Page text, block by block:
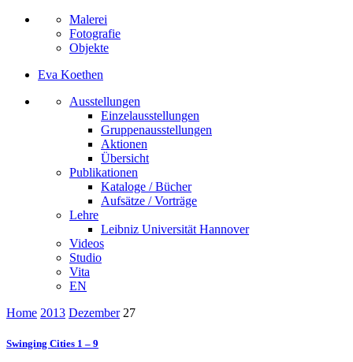
Malerei
Fotografie
Objekte
Eva Koethen
Ausstellungen
Einzelausstellungen
Gruppenausstellungen
Aktionen
Übersicht
Publikationen
Kataloge / Bücher
Aufsätze / Vorträge
Lehre
Leibniz Universität Hannover
Videos
Studio
Vita
EN
Home 2013 Dezember 27
Swinging Cities 1 – 9